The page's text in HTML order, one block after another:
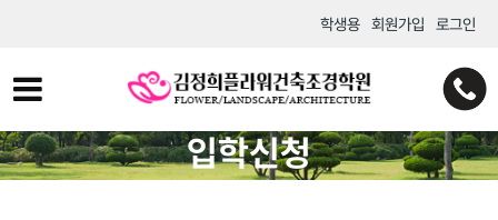
학생용 회원가입 로그인
입학신청